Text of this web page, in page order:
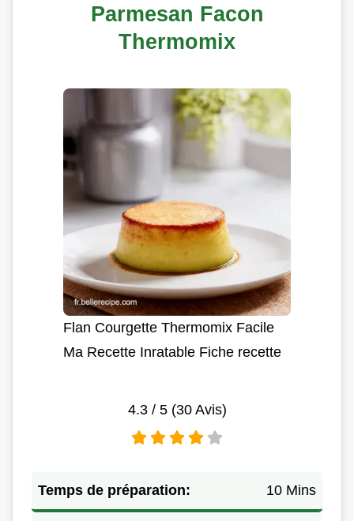
Parmesan Facon
Thermomix
Flan Courgette Thermomix Facile
Ma Recette Inratable Fiche recette
4.3/ 5 (30Avis)
Temps de préparation: 10 Mins